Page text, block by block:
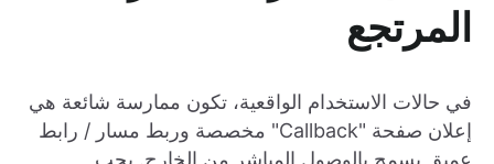
المرتجع
في حالات الاستخدام الواقعية، تكون ممارسة شائعة هي
إعلان صفحة "Callback" مخصصة وربط مسار / رابط
عميق يسمح بالوصول المباشر من الخارج. يجب